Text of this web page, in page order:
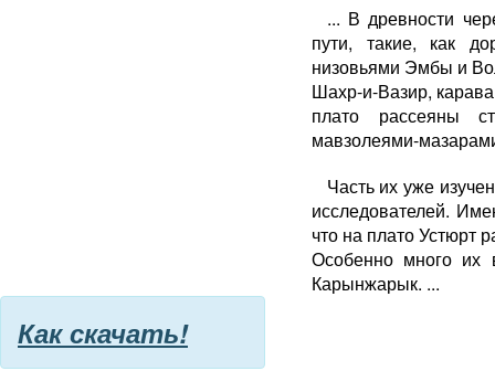
... В древности
пути, такие, как
низовьями Эмбы и
Шахр-и-Вазир,
плато рассеяны
мавзолеями-
Часть их уже
исследователей.
что на плато Устюрт
Особенно много их
Карынжарык. ...
Как скачать!